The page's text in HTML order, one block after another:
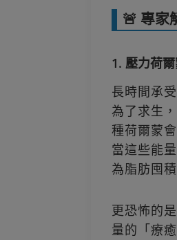
🚨 專家
1. 壓力荷
長時間承
為了求生
種荷爾蒙
當這些能
為脂肪囤
更恐怖的
量的「療